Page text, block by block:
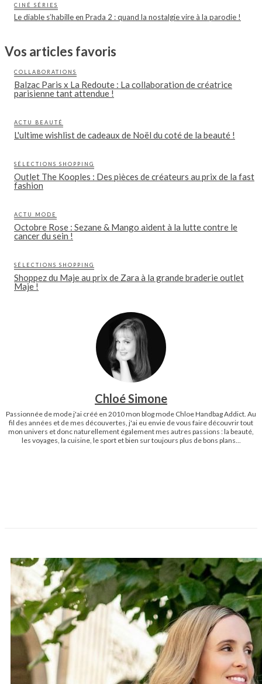
CINÉ SÉRIES
Le diable s’habille en Prada 2 : quand la nostalgie vire à la parodie !
Vos articles favoris
COLLABORATIONS
Balzac Paris x La Redoute : La collaboration de créatrice
parisienne tant attendue !
ACTU BEAUTÉ
L'ultime wishlist de cadeaux de Noël du coté de la beauté !
SÉLECTIONS SHOPPING
Outlet The Kooples : Des pièces de créateurs au prix de la fast
fashion
ACTU MODE
Octobre Rose : Sezane & Mango aident à la lutte contre le
cancer du sein !
SÉLECTIONS SHOPPING
Shoppez du Maje au prix de Zara à la grande braderie outlet
Maje !
Chloé Simone
Passionnée de mode j'ai créé en 2010 mon blog mode Chloe Handbag Addict. Au
fil des années et de mes découvertes, j'ai eu envie de vous faire découvrir tout
mon univers et donc naturellement également mes autres passions : la beauté,
les voyages, la cuisine, le sport et bien sur toujours plus de bons plans...